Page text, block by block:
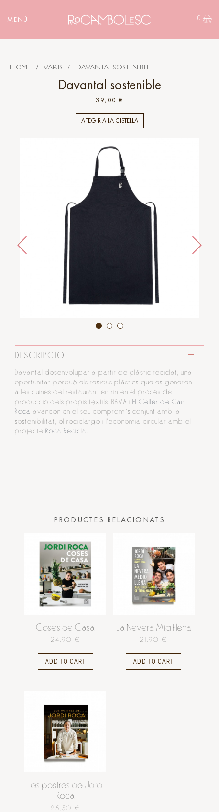
MENÚ 0
HOME / VARIS / DAVANTAL SOSTENIBLE
Davantal sostenible
39,00 €
AFEGIR A LA CISTELLA
DESCRIPCIÓ
Davantal desenvolupat a partir de plàstic reciclat, una
oportunitat perquè els residus plàstics que es generen
a les cuines del restaurant entrin en el procés de
producció dels propis tèxtils. BBVA i El Celler de Can
Roca avancen en el seu compromís conjunt amb la
sostenibilitat, el reciclatge i l'economia circular amb el
projecte Roca Recicla.
PRODUCTES RELACIONATS
Coses de Casa
24,90 €
ADD TO CART
La Nevera Mig Plena
21,90 €
ADD TO CART
Les postres de Jordi
Roca
25,50 €